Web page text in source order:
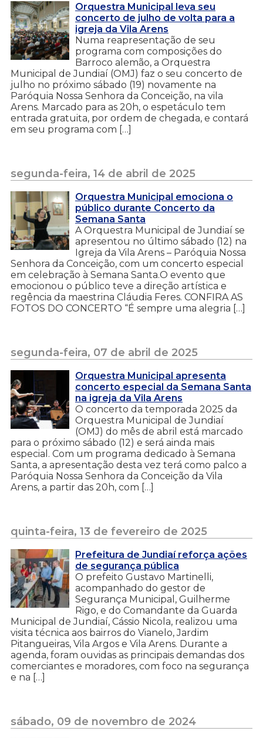
Orquestra Municipal leva seu
concerto de julho de volta para a
igreja da Vila Arens
Numa reapresentação de seu
programa com composições do
Barroco alemão, a Orquestra
Municipal de Jundiaí (OMJ) faz o seu concerto de
julho no próximo sábado (19) novamente na
Paróquia Nossa Senhora da Conceição, na vila
Arens. Marcado para as 20h, o espetáculo tem
entrada gratuita, por ordem de chegada, e contará
em seu programa com […]
segunda-feira, 14 de abril de 2025
Orquestra Municipal emociona o
público durante Concerto da
Semana Santa
A Orquestra Municipal de Jundiaí se
apresentou no último sábado (12) na
Igreja da Vila Arens – Paróquia Nossa
Senhora da Conceição, com um concerto especial
em celebração à Semana Santa.O evento que
emocionou o público teve a direção artística e
regência da maestrina Cláudia Feres. CONFIRA AS
FOTOS DO CONCERTO “É sempre uma alegria […]
segunda-feira, 07 de abril de 2025
Orquestra Municipal apresenta
concerto especial da Semana Santa
na igreja da Vila Arens
O concerto da temporada 2025 da
Orquestra Municipal de Jundiaí
(OMJ) do mês de abril está marcado
para o próximo sábado (12) e será ainda mais
especial. Com um programa dedicado à Semana
Santa, a apresentação desta vez terá como palco a
Paróquia Nossa Senhora da Conceição da Vila
Arens, a partir das 20h, com […]
quinta-feira, 13 de fevereiro de 2025
Prefeitura de Jundiaí reforça ações
de segurança pública
O prefeito Gustavo Martinelli,
acompanhado do gestor de
Segurança Municipal, Guilherme
Rigo, e do Comandante da Guarda
Municipal de Jundiaí, Cássio Nicola, realizou uma
visita técnica aos bairros do Vianelo, Jardim
Pitangueiras, Vila Argos e Vila Arens. Durante a
agenda, foram ouvidas as principais demandas dos
comerciantes e moradores, com foco na segurança
e na […]
sábado, 09 de novembro de 2024